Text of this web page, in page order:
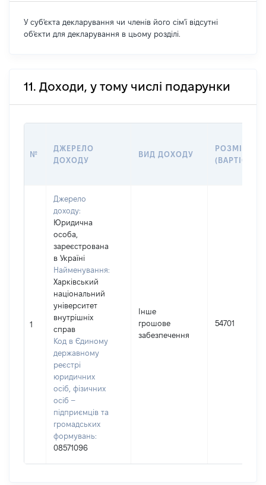
У суб'єкта декларування чи членів його сім'ї відсутні
об'єкти для декларування в цьому розділі.
11. Доходи, у тому числі подарунки
№
ДЖЕРЕЛО
ДОХОДУ
ВИД ДОХОДУ
РОЗМІР
(ВАРТІСТЬ)
1
Джерело
доходу:
Юридична
особа,
зареєстрована
в Україні
Найменування:
Харківський
національний
університет
внутрішніх
справ
Код в Єдиному
державному
реєстрі
юридичних
осіб, фізичних
осіб –
підприємців та
громадських
формувань:
08571096
Інше
грошове
забезпечення
54701